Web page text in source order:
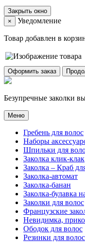
Закрыть окно
×
Уведомление
Товар добавлен в
Оформить заказ
Безупречные заколки
Меню
Гребень для волос
Наборы
Шпильки для
Заколка клик-клак
Заколка – Краб
Заколка-автомат
Заколка-банан
Заколка-булавка
Заколки для волос
Французские
Невидимка,
Ободок для волос
Резинки для волос